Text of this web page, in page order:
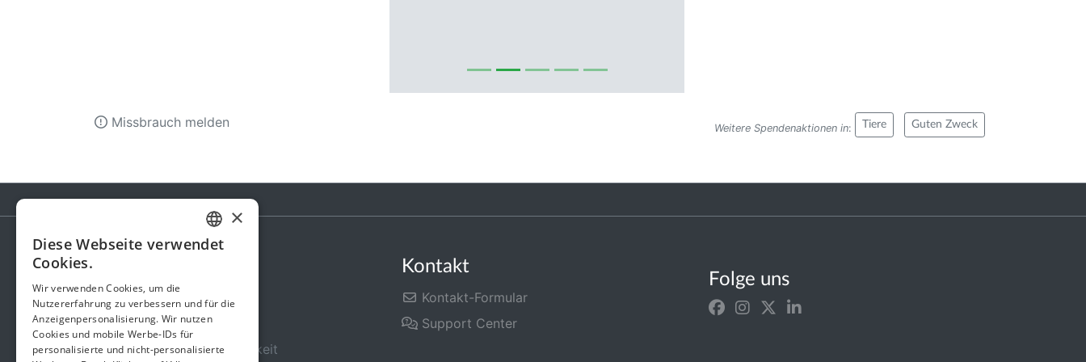
Weitere Spendenaktionen in: Tiere Guten Zweck
Missbrauch melden
Gebühren
Über uns
Sicherheit und Zuverlässigkeit
Kontakt
Kontakt-Formular
Support Center
Folge uns
GERMAN
×
Diese Webseite verwendet
Cookies.
Wir verwenden Cookies, um die
Nutzererfahrung zu verbessern und für die
Anzeigenpersonalisierung. Wir nutzen
Cookies und mobile Werbe-IDs für
personalisierte und nicht-personalisierte